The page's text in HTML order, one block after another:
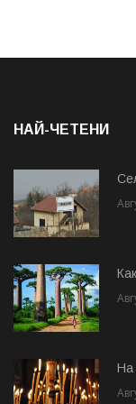
НАЙ-ЧЕТЕНИ
На